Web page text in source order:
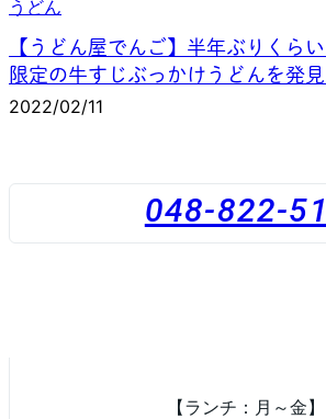
うどん
【うどん屋でんご】半年ぶりくら
限定の牛すじぶっかけうどんを発見
2022/02/11
048-822-
【ランチ：月～金】